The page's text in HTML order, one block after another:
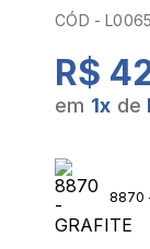
CÓD -
R$
em 1x de
8870